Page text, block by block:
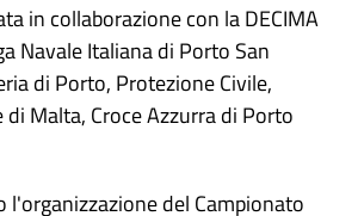
in collaborazione con la DECIMA
Navale Italiana di Porto San
di Porto, Protezione Civile,
di Malta, Croce Azzurra di Porto
l'organizzazione del Campionato